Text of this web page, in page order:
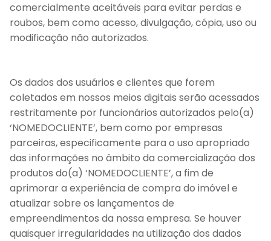
comercialmente aceitáveis para evitar perdas e
roubos, bem como acesso, divulgação, cópia, uso ou
modificação não autorizados.
Os dados dos usuários e clientes que forem
coletados em nossos meios digitais serão acessados
restritamente por funcionários autorizados pelo(a)
‘NOMEDOCLIENTE’, bem como por empresas
parceiras, especificamente para o uso apropriado
das informações no âmbito da comercialização dos
produtos do(a) ‘NOMEDOCLIENTE’, a fim de
aprimorar a experiência de compra do imóvel e
atualizar sobre os lançamentos de
empreendimentos da nossa empresa. Se houver
quaisquer irregularidades na utilização dos dados